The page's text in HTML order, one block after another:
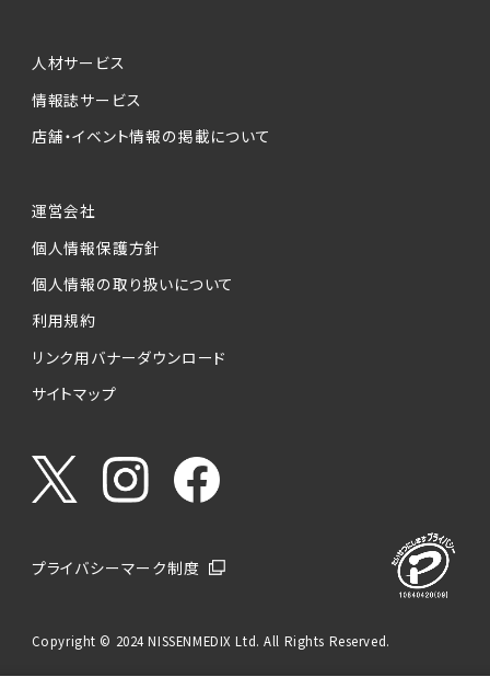
人材サービス
情報誌サービス
店舗・イベント情報の掲載について
運営会社
個人情報保護方針
個人情報の取り扱いについて
利用規約
リンク用バナーダウンロード
サイトマップ
プライバシーマーク制度
Copyright © 2024 NISSENMEDIX Ltd. All Rights Reserved.